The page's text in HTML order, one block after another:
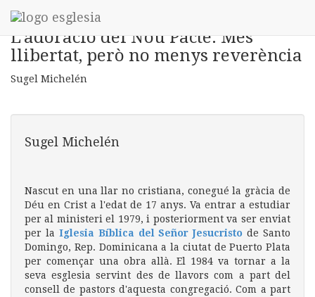
L'adoració del Nou Pacte: Més
llibertat, però no menys reverència
Sugel Michelén
Sugel Michelén
Nascut en una llar no cristiana, conegué la gràcia de
Déu en Crist a l'edat de 17 anys. Va entrar a estudiar
per al ministeri el 1979, i posteriorment va ser enviat
per la Iglesia Bíblica del Señor Jesucristo de Santo
Domingo, Rep. Dominicana a la ciutat de Puerto Plata
per començar una obra allà. El 1984 va tornar a la
seva esglesia servint des de llavors com a part del
consell de pastors d'aquesta congregació. Com a part